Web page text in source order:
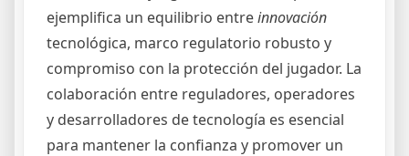
ejemplifica un equilibrio entreinnovación
tecnológica, marco regulatorio robusto y
compromiso con la protección del jugador. La
colaboración entre reguladores, operadores
y desarrolladores de tecnología es esencial
para mantener la confianza y promover un